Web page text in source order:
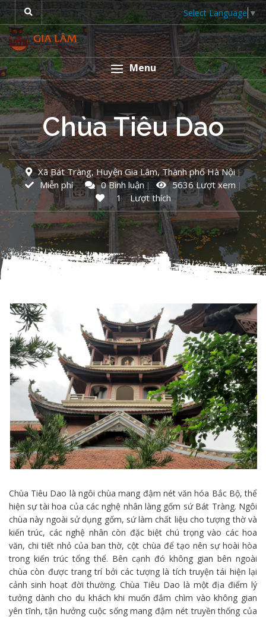
Select Language ▼
Menu
Chùa Tiêu Dao
Xã Bát Tràng, Huyện Gia Lâm, Thành phố Hà Nội
Miễn phí
0 Bình luận
5636 Lượt xem
1 Lượt thích
Chùa Tiêu Dao là ngôi chùa mang đậm nét văn hóa Bắc Bộ, thể
hiện sự tài hoa của các nghệ nhân làng gốm sứ Bát Tràng. Ngôi
chùa này ngoài sử dụng gốm, sứ làm chất liệu cho tượng thờ và
kiến trúc, các nghệ nhân còn đặc biệt chú trọng vào các hoa
văn, chi tiết nhỏ của ban thờ, cột chùa để tạo nên sự hoài hòa
trong kiến trúc tổng thể. Bên cạnh đó không gian bên ngoài
chùa còn được trang trí bởi các tượng là tích truyện tái hiện lại
cảnh sinh hoạt đời thường. Chùa Tiêu Dao là một địa điểm lý
tưởng dành cho du khách khi muốn đắm chìm vào không gian
yên tĩnh, tận hưởng cuộc sống mang đậm nét truyền thống của